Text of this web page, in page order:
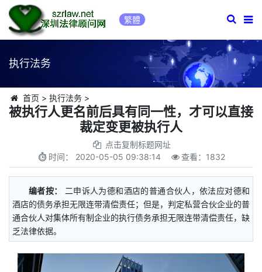
繁體
执行法务
首页 > 执行法务>
被执行人更名前后具有同一性，才可以直接
裁定变更被执行人
点击复制标题网址
时间： 2020-05-05 09:38:14 查看： 1832
编者按：
二申诉人为德和酒店的普通合伙人，依法应对德和
酒店的债务承担无限连带清偿责任；但是，判定私营合伙企业的普
通合伙人对集体所有制企业的执行债务承担无限连带清偿责任，缺
乏法律依据。